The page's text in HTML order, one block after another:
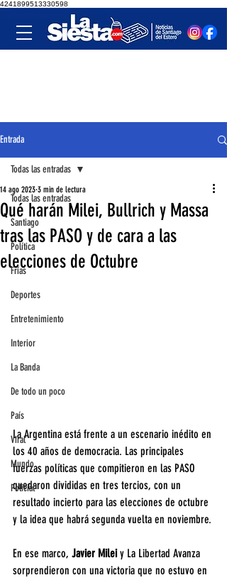
4241899513330598
Entrada
Todas las entradas
Santiago
Política
Frías
Deportes
Entretenimiento
Interior
La Banda
De todo un poco
País
Viral
Mundo
Policial
Todas las entradas
Qué harán Milei, Bullrich y Massa
tras las PASO y de cara a las
elecciones de Octubre
14 ago 2023 3 min de lectura
La Argentina está frente a un escenario inédito en
los 40 años de democracia. Las principales
fuerzas políticas que compitieron en las PASO
quedaron divididas en tres tercios, con un
resultado incierto para las elecciones de octubre
y la idea que habrá segunda vuelta en noviembre.
En ese marco, Javier Milei y La Libertad Avanza
sorprendieron con una victoria que no estuvo en